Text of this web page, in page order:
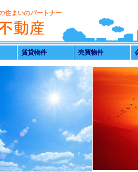
住まいのパートナー
賃貸物件 売買物件